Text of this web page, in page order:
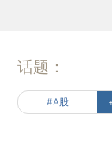
话题：
#A股